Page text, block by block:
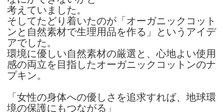
考えていました。
そしてたどり着いたのが「オーガニックコット
ンと自然素材で生理用品を作る」というアイデ
アでした。
環境に優しい自然素材の厳選と、心地よい使用
感の両立を目指したオーガニックコットンのナ
プキン。
「女性の身体への優しさを追求すれば、地球環
境の保護にもつながる」